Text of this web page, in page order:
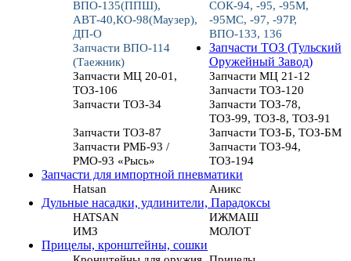
ВПО-135(ППШ),
АВТ-40,КО-98(Маузер),
ДП-О
СОК-94, -95, -95М,
-95МС, -97, -97Р,
ВПО-133, 136
Запчасти ВПО-114
(Таежник)
Запчасти ТОЗ (Тульский
Оружейный Завод)
Запчасти МЦ 20-01,
ТОЗ-106
Запчасти МЦ 21-12
Запчасти ТОЗ-120
Запчасти ТОЗ-34
Запчасти ТОЗ-78,
ТОЗ-99, ТОЗ-8, ТОЗ-91
Запчасти ТОЗ-87
Запчасти ТОЗ-Б, ТОЗ-БМ
Запчасти РМБ-93 /
РМО-93 «Рысь»
Запчасти ТОЗ-94,
ТОЗ-194
Запчасти для импортной пневматики
Hatsan
Аникс
Дульные насадки, удлинители, Парадоксы
HATSAN
ИЖМАШ
ИМЗ
МОЛОТ
Прицелы, кронштейны, сошки